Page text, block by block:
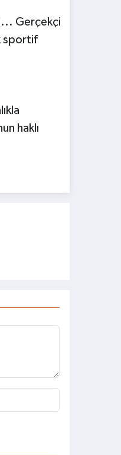
Gerçekçi
sportif
haklı